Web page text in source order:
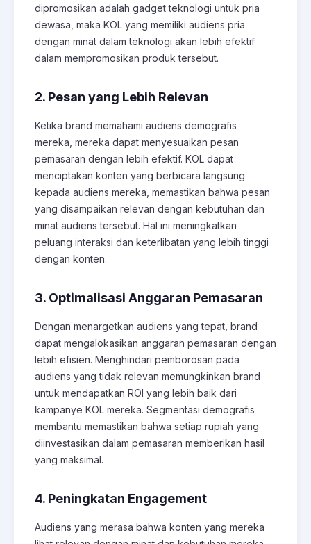
dipromosikan adalah gadget teknologi untuk pria
dewasa, maka KOL yang memiliki audiens pria
dengan minat dalam teknologi akan lebih efektif
dalam mempromosikan produk tersebut.
2. Pesan yang Lebih Relevan
Ketika brand memahami audiens demografis
mereka, mereka dapat menyesuaikan pesan
pemasaran dengan lebih efektif. KOL dapat
menciptakan konten yang berbicara langsung
kepada audiens mereka, memastikan bahwa pesan
yang disampaikan relevan dengan kebutuhan dan
minat audiens tersebut. Hal ini meningkatkan
peluang interaksi dan keterlibatan yang lebih tinggi
dengan konten.
3. Optimalisasi Anggaran Pemasaran
Dengan menargetkan audiens yang tepat, brand
dapat mengalokasikan anggaran pemasaran dengan
lebih efisien. Menghindari pemborosan pada
audiens yang tidak relevan memungkinkan brand
untuk mendapatkan ROI yang lebih baik dari
kampanye KOL mereka. Segmentasi demografis
membantu memastikan bahwa setiap rupiah yang
diinvestasikan dalam pemasaran memberikan hasil
yang maksimal.
4. Peningkatan Engagement
Audiens yang merasa bahwa konten yang mereka